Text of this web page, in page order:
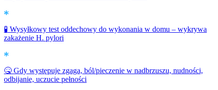
🧪 Wysyłkowy test oddechowy do wykonania w domu – wykrywa
zakażenie H. pylori
🤒 Gdy występuje zgaga, ból/pieczenie w nadbrzuszu, nudności,
odbijanie, uczucie pełności